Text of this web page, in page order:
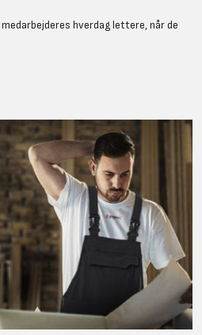
hverdag lettere, når de